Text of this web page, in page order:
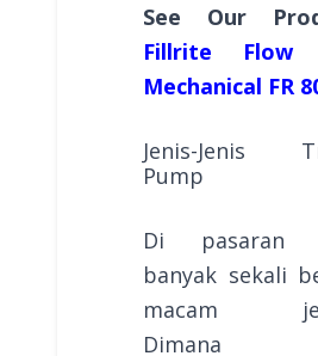
See Our
Fillrite Flow
Mechanical FR
Jenis-Jenis
Pump
Di pasaran
banyak sekali
macam
Dimana